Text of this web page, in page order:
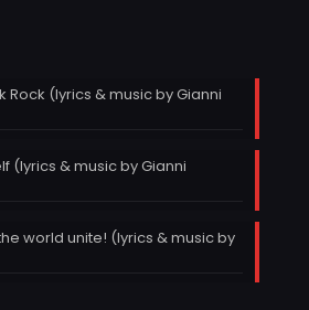
Rock (lyrics & music by Gianni
(lyrics & music by Gianni
world unite! (lyrics & music by